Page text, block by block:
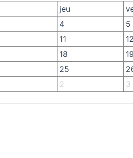
jeu
4 5
11 12
18 19
25
2 3